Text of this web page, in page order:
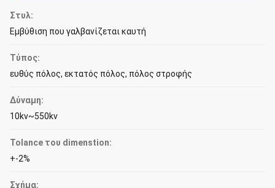
Στυλ:
Εμβύθιση που γαλβανίζεται καυτή
Τύπος:
ευθύς πόλος, εκτατός πόλος, πόλος στροφής
Δύναμη:
10kv~550kv
Tolance του dimenstion:
+-2%
Σχήμα: